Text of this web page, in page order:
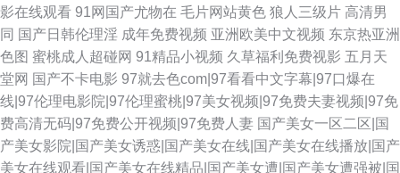
影在线观看 91网国产尤物在 毛片网站黄色 狼人三级片 高清男
同 国产日韩伦理淫 成年免费视频 亚洲欧美中文视频 东京热亚洲
色图 蜜桃成人超碰网 91精品小视频 久草福利免费视影 五月天
堂网 国产不卡电影 97就去色com|97看看中文字幕|97口爆在
线|97伦理电影院|97伦理蜜桃|97美女视频|97免费夫妻视频|97免
费高清无码|97免费公开视频|97免费人妻 国产美女一区二区|国
产美女影院|国产美女诱惑|国产美女在线|国产美女在线播放|国产
美女在线观看|国产美女在线精品|国产美女遭|国产美女遭强被|国